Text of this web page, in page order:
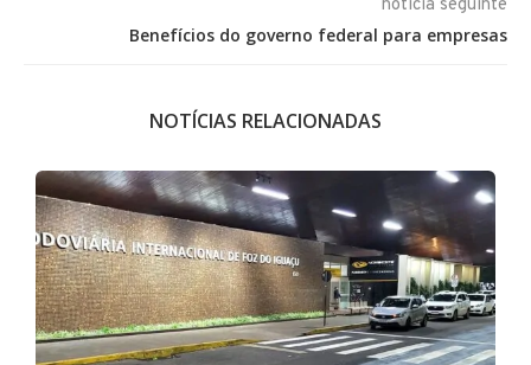
notícia seguinte
Benefícios do governo federal para empresas
NOTÍCIAS RELACIONADAS